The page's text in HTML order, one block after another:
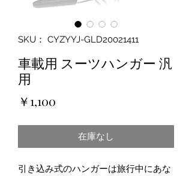
SKU： CYZYYJ-GLD20021411
車載用 スーツハンガー 汎
用
￥1,100
在庫なし
引き込み式のハンガーは旅行中にあな